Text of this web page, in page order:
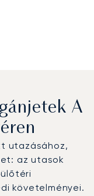
A
utazásához,
az utasok
követelményei.